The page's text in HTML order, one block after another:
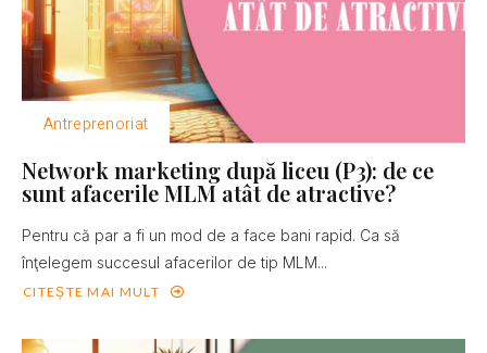
Antreprenoriat
Network marketing după liceu (P3): de ce
sunt afacerile MLM atât de atractive?
Pentru că par a fi un mod de a face bani rapid. Ca să
înţelegem succesul afacerilor de tip MLM...
CITEȘTE MAI MULT